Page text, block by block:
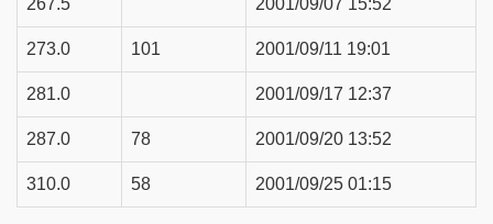
267.5 2001/09/07 15:52
273.0 101 2001/09/11 19:01
281.0 2001/09/17 12:37
287.0 78 2001/09/20 13:52
310.0 58 2001/09/25 01:15